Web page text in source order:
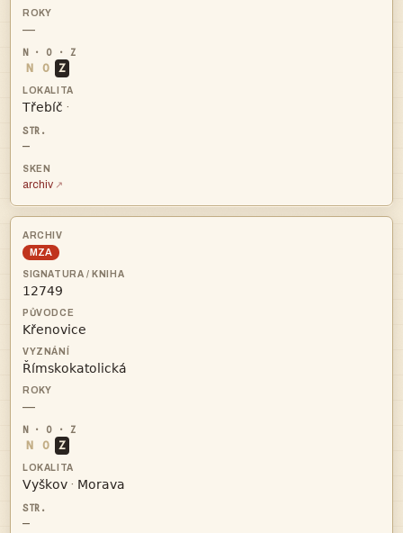
—
N O Z
 ·
—
archiv
MZA



—
N O Z
 · 
—